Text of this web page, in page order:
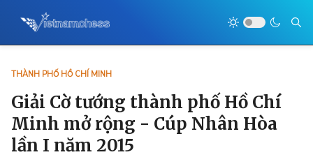
THÀNH PHỐ HỒ CHÍ MINH
Giải Cờ tướng thành phố Hồ Chí
Minh mở rộng - Cúp Nhân Hòa
lần I năm 2015